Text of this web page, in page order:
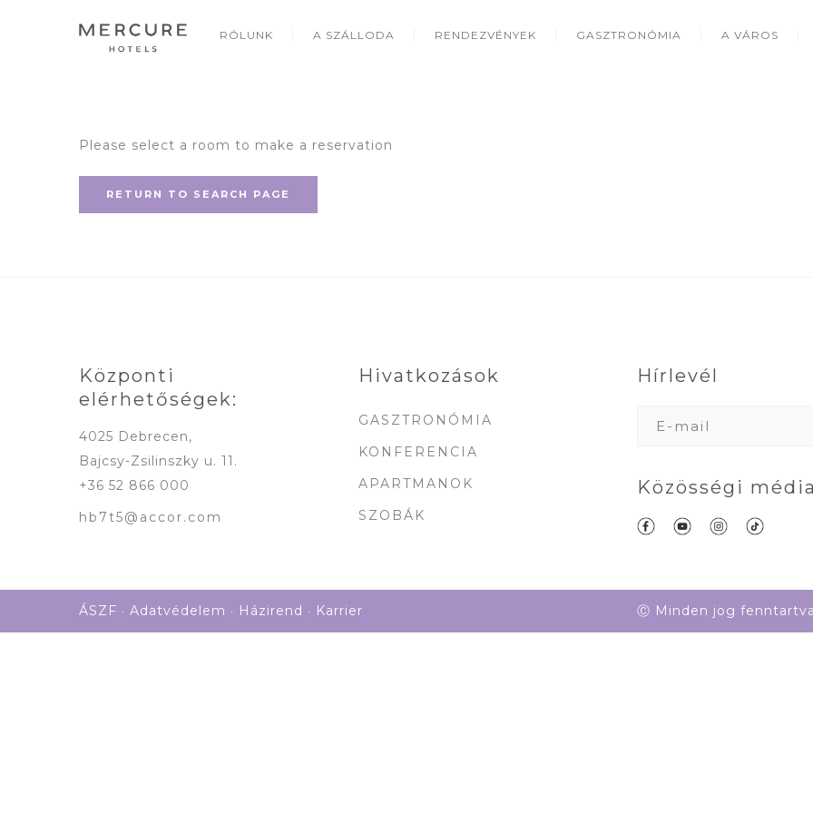
RÓLUNK A SZÁLLODA RENDEZVÉNYEK GASZTRONÓMIA A VÁROS
Please select a room to make a reservation
RETURN TO SEARCH PAGE
Központi
elérhetőségek:
4025 Debrecen,
Bajcsy-Zsilinszky u. 11.
+36 52 866 000
hb7t5@accor.com
Hivatkozások
GASZTRONÓMIA
KONFERENCIA
APARTMANOK
SZOBÁK
Hírlevél
Közösségi
ÁSZF · Adatvédelem · Házirend · Karrier Ⓒ Minden jog